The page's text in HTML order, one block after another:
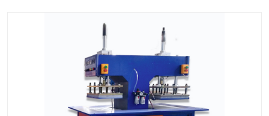
自动超声波打片成型机
泡壳包装封口机 海绵产品成型机
其他超声波系列